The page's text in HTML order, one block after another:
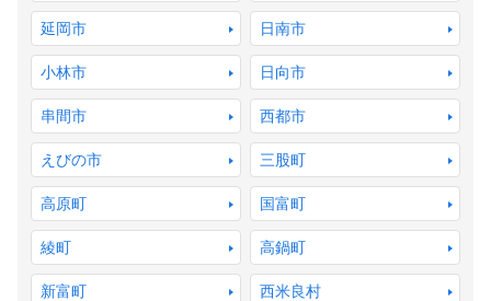
延岡市 日南市
小林市 日向市
串間市 西都市
えびの市 三股町
高原町 国富町
綾町 高鍋町
新富町 西米良村